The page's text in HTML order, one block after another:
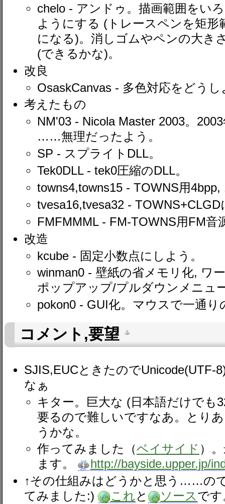
chelo - アンドゥ。描画範囲をい
ようにする (トレースペンを矩形
になる)。消しゴムやペンの大き
(できるかな)。
改良
OsaskCanvas - 多色対応をどうし
考えたもの
NM'03 - Nicola Master 2003。
……無理だったよう。
SP - スプライトDLL。
Tek0DLL - tek0圧縮のDLL。
towns4,towns15 - TOWNS用4bpp,
tvesa16,tvesa32 -
FMFMMML - FM-TOWNS用FM音
改造
kcube - 固定小数点にしよう。
winman0 - 壁紙の省メモリ化, ワ
ポップアップ/プルダウンメニュ
pokon0 - GUI化。マウスで一通
コメント,要望
SJIS,EUCときたのでUnicode(UTF-
なぁ
キター。巨大な (日本語だけでも
要るので難しいですなあ。とり
うかな。
作ってみました（ベイサイド ）
ます。
http://bayside.upper.jp/
↑その仕組みはどうかと思う……の
てみました:)
これと ソースで